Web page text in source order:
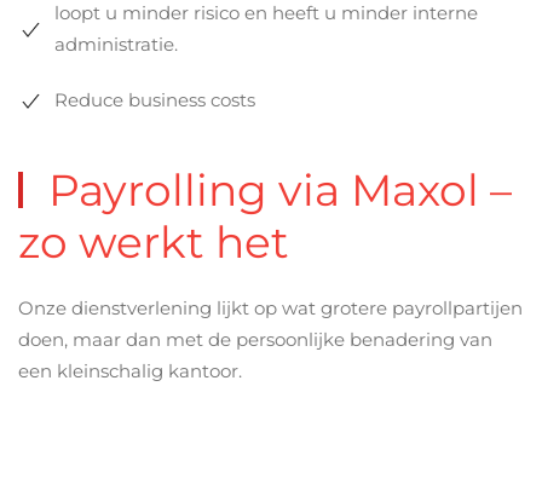
loopt u minder risico en heeft u minder interne
administratie.
Reduce business costs
Payrolling via Maxol –
zo werkt het
Onze dienstverlening lijkt op wat grotere payrollpartijen
doen, maar dan met de persoonlijke benadering van
een kleinschalig kantoor.